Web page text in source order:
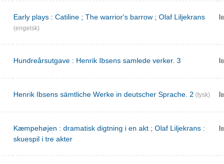
Early plays : Catiline ; The warrior's barrow ; Olaf Liljekrans
(engelsk)
Hundreårsutgave : Henrik Ibsens samlede verker. 3
Henrik Ibsens sämtliche Werke in deutscher Sprache. 2 (tysk)
Kæmpehøjen : dramatisk digtning i en akt ; Olaf Liljekrans :
skuespil i tre akter